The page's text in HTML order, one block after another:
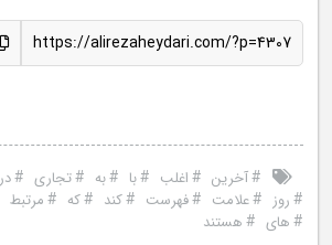
https://alirezaheydari.com/?p=4307
#آخرین #اغلب #با #به #تجاری #در
#روز #علامت #فهرست #کند #که #مرتبط
#های #هستند